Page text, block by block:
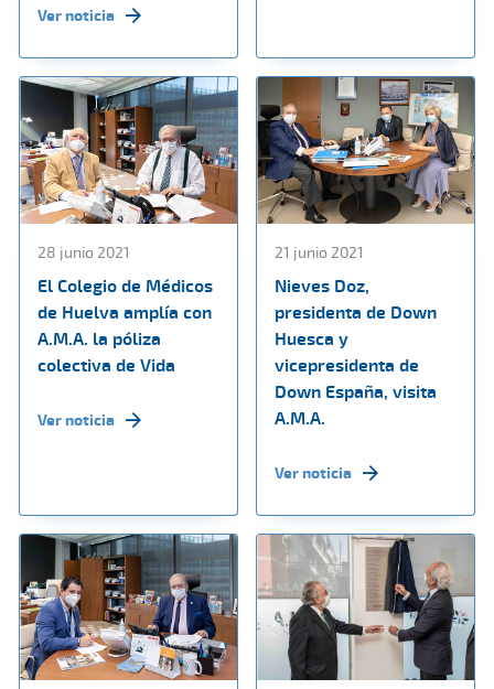
Ver noticia
28 junio 2021
El Colegio de Médicos
de Huelva amplía con
A.M.A. la póliza
colectiva de Vida
Ver noticia
21 junio 2021
Nieves Doz,
presidenta de Down
Huesca y
vicepresidenta de
Down España, visita
A.M.A.
Ver noticia